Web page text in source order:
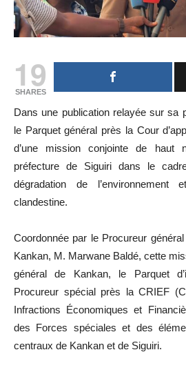
19
SHARES
Dans une publication relayée sur sa
le Parquet général près la Cour
d’une mission conjointe de haut
préfecture de Siguiri dans le
dégradation de l’environnement
clandestine.
Coordonnée par le Procureur
Kankan, M. Marwane Baldé, cette
général de Kankan, le Parquet
Procureur spécial près la CRIEF
Infractions Économiques et
des Forces spéciales et des
centraux de Kankan et de Siguiri.